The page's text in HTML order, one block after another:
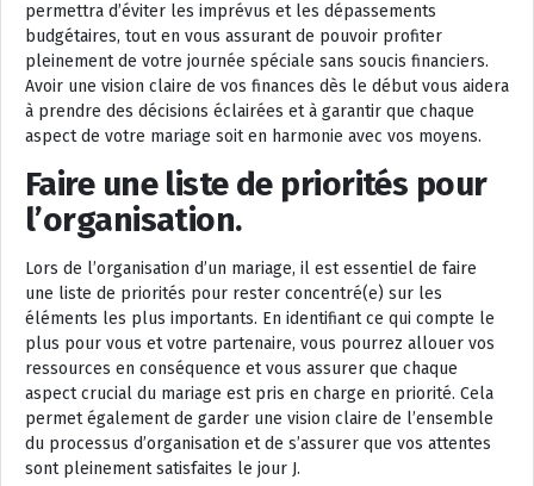
permettra d’éviter les imprévus et les dépassements
budgétaires, tout en vous assurant de pouvoir profiter
pleinement de votre journée spéciale sans soucis financiers.
Avoir une vision claire de vos finances dès le début vous aidera
à prendre des décisions éclairées et à garantir que chaque
aspect de votre mariage soit en harmonie avec vos moyens.
Faire une liste de priorités pour
l’organisation.
Lors de l’organisation d’un mariage, il est essentiel de faire
une liste de priorités pour rester concentré(e) sur les
éléments les plus importants. En identifiant ce qui compte le
plus pour vous et votre partenaire, vous pourrez allouer vos
ressources en conséquence et vous assurer que chaque
aspect crucial du mariage est pris en charge en priorité. Cela
permet également de garder une vision claire de l’ensemble
du processus d’organisation et de s’assurer que vos attentes
sont pleinement satisfaites le jour J.